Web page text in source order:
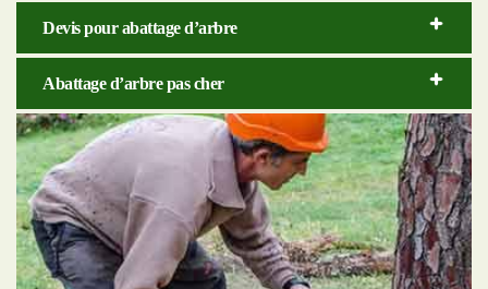
Devis pour abattage d’arbre
Abattage d’arbre pas cher